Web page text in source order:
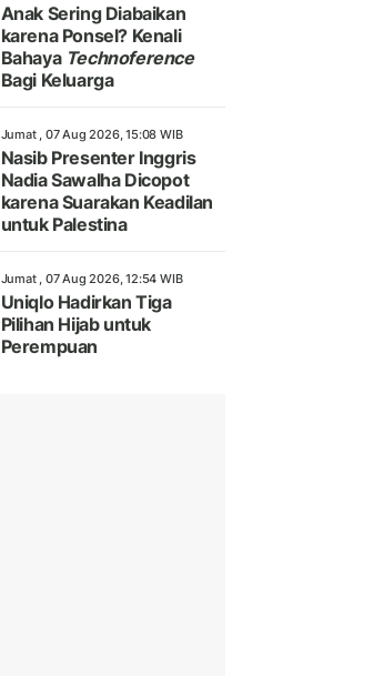
Anak Sering Diabaikan
karena Ponsel? Kenali
Bahaya Technoference
Bagi Keluarga
Jumat , 07 Aug 2026, 15:08 WIB
Nasib Presenter Inggris
Nadia Sawalha Dicopot
karena Suarakan Keadilan
untuk Palestina
Jumat , 07 Aug 2026, 12:54 WIB
Uniqlo Hadirkan Tiga
Pilihan Hijab untuk
Perempuan